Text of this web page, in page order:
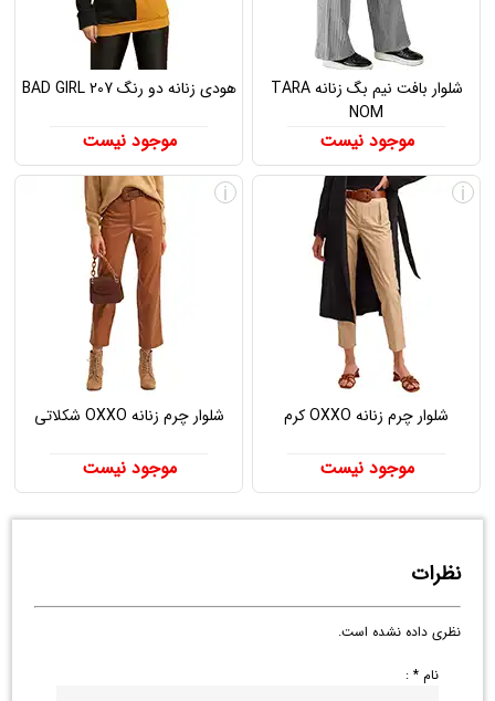
شلوار بافت نیم بگ زنانه TARA
NOM
موجود نیست
هودی زنانه دو رنگ BAD GIRL 207
موجود نیست
شلوار چرم زنانه OXXO کرم
موجود نیست
i
شلوار چرم زنانه OXXO شکلاتی
موجود نیست
i
نظرات
نظری داده نشده است.
نام * :